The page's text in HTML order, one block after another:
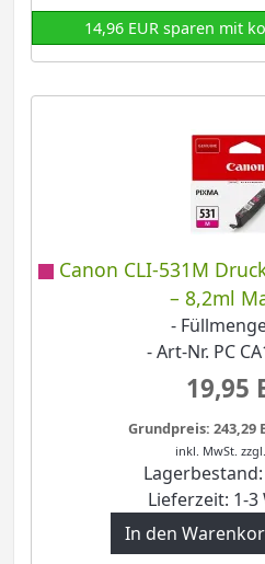
14,96 EUR sparen mit
Canon CLI-531M
– 8,2ml
-
- Art-Nr. PC
19,95
Grundpreis: 243,29
inkl. MwSt. zzgl.
Lagerbestand:
Lieferzeit: 1-
In den